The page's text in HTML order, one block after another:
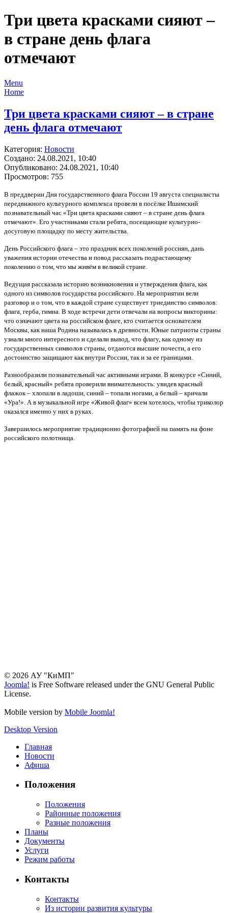
Три цвета красками сияют –
в стране день флага
отмечают
Menu
Home
Три цвета красками сияют – в стране
день флага отмечают
Категория: Новости
Создано: 24.08.2021, 10:40
Опубликовано: 24.08.2021, 10:40
Просмотров: 755
В преддверии Дня государственного флага России 19 августа специалисты
передвижного культурного комплекса провели в посёлке Ишимский
познавательный час «Три цвета красками сияют – в стране день флага
отмечают». Его участниками стали ребята, посещающие культурно-
досуговую площадку по месту жительства.
День Российского флага – это праздник всех поколений россиян, дань
уважения истории отечества и повод рассказать подрастающему
поколению о том, что мы живём в великой стране.
Ведущая рассказала историю возникновения и утверждения флага, как
одного из символов государства российского. На мероприятии вели
разговор и о том, что в каждой стране существует триединство символов:
флага, герба, гимна. В ходе встречи дети отвечали на вопросы викторины:
что означают цвета на российском флаге, кто считается основателем
Москвы, как наша Родина называлась в древности. Юные патриоты страны
узнали много интересного и сделали вывод, что флагу, как одному из
государственных символов страны, отдаются высшие почести, а его
достоинство защищают как внутри России, так и за ее границами.
Разнообразили познавательный час активными играми. В конкурсе «Синий,
белый, красный» ребята проверили внимательность: увидев красный
флажок – хлопали в ладоши, синий – топали ногами, а белый – кричали
«Ура!». А в музыкальной игре «Живой флаг» всем хотелось, чтобы триколор
оказался именно у них в руках.
Завершилось мероприятие традиционно фотографией на память на фоне
российского полотнища.
© 2026 АУ "КиМП"
Joomla! is Free Software released under the GNU General Public
License.
Mobile version by Mobile Joomla!
Desktop Version
Главная
Новости
Афиша
Положения
Положения
Районные положения
Разные положения
Планы
Документы
Услуги
Режим работы
Контакты
Контакты
Из истории развития культуры